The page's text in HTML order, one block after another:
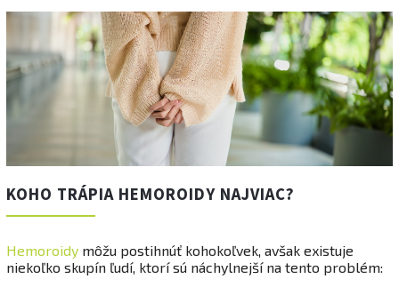
KOHO TRÁPIA HEMOROIDY NAJVIAC?
Hemoroidy môžu postihnúť kohokoľvek, avšak existuje
niekoľko skupín ľudí, ktorí sú náchylnejší na tento problém: